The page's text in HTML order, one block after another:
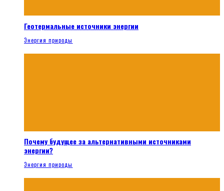
Геотермальные источники энергии
Энергия природы
Почему будущее за альтернативными источниками
энергии?
Энергия природы